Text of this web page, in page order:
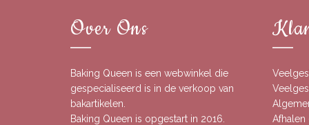
Over Ons
Baking Queen is een webwinkel die
gespecialiseerd is in de verkoop van
bakartikelen.
Baking Queen is opgestart in 2016.
Afhalen